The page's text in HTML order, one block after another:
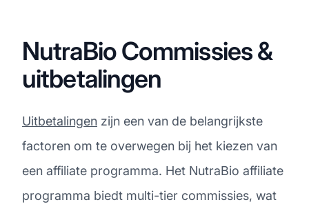
NutraBio Commissies &
uitbetalingen
Uitbetalingen zijn een van de belangrijkste
factoren om te overwegen bij het kiezen van
een affiliate programma. Het NutraBio affiliate
programma biedt multi-tier commissies, wat